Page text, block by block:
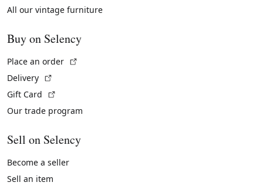
All our vintage furniture
Buy on Selency
Place an order
Delivery
Gift Card
Our trade program
Sell on Selency
Become a seller
Sell an item